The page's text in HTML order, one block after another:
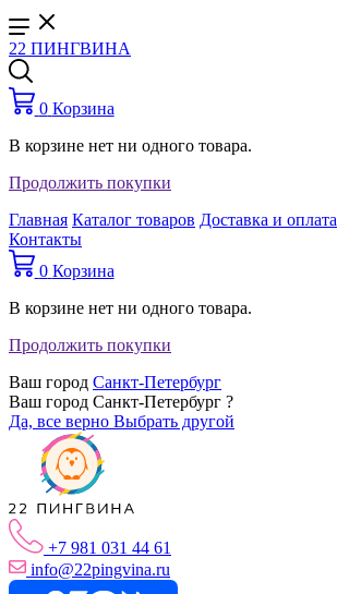
22 ПИНГВИНА
0 Корзина
В корзине нет ни одного товара.
Продолжить покупки
Главная Каталог товаров Доставка и оплата
Контакты
0 Корзина
В корзине нет ни одного товара.
Продолжить покупки
Ваш город Санкт-Петербург
Ваш город Санкт-Петербург ?
Да, все верно Выбрать другой
+7 981 031 44 61
info@22pingvina.ru